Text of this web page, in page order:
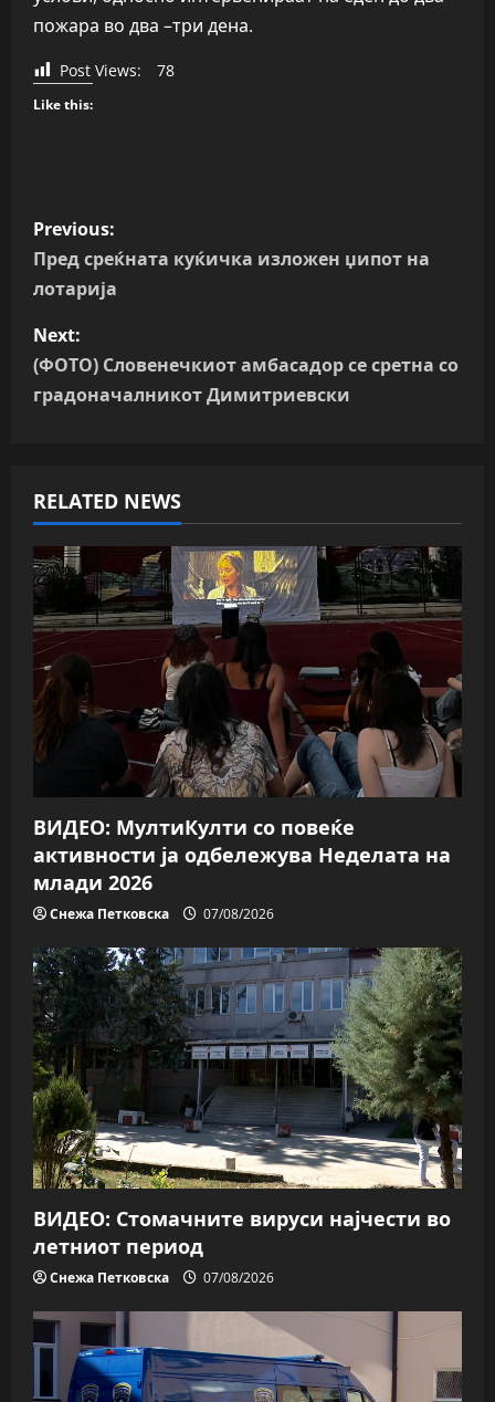
пожара во два –три дена.
Post Views: 78
Like this:
P
o
t
n
v
i
g
a
t
i
o
n
Previous:
Пред среќната куќичка изложен џипот на
лотарија
Next:
(ФОТО) Словенечкиот амбасадор се сретна со
градоначалникот Димитриевски
RELATED NEWS
ВИДЕО: МултиКулти со повеќе
активности ја одбележува Неделата на
млади 2026
Снежа Петковска 07/08/2026
ВИДЕО: Стомачните вируси најчести во
летниот период
Снежа Петковска 07/08/2026